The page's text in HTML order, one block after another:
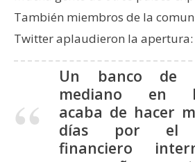
También miembros de la
Twitter aplaudieron la apertura:
Un banco de
mediano en
acaba de hacer
días por el
financiero